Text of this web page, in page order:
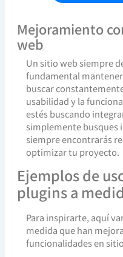
Mejoramiento
web
Un sitio web siempre
fundamental
buscar
usabilidad y la
estés buscando
simplemente busques
siempre encontrarás
optimizar tu proyecto.
Ejemplos de
plugins a
Para inspirarte, aquí
medida que han
funcionalidades en